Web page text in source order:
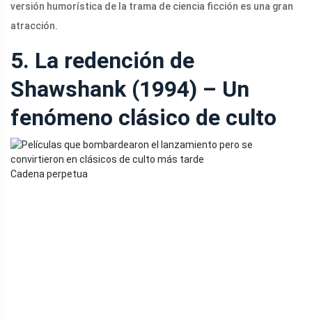
versión humorística de la trama de ciencia ficción es una gran
atracción.
5. La redención de
Shawshank (1994) – Un
fenómeno clásico de culto
Cadena perpetua